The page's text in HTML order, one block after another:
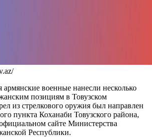
армянские военные нанесли несколько
позициям в Товузском
из стрелкового оружия был направлен
пункта Коханаби Товузского района,
сайте Министерства
Республики.